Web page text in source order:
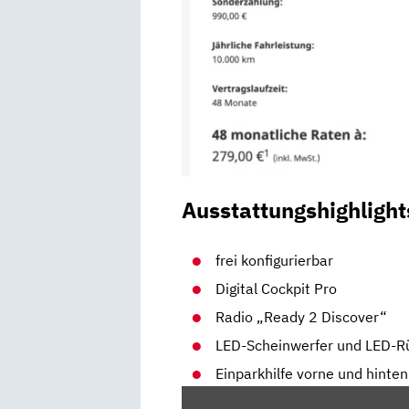
frei konfigurierbar
Digital Cockpit Pro
Radio „Ready 2 Discover“
LED-Scheinwerfer und LED-
Einparkhilfe vorne und hinten